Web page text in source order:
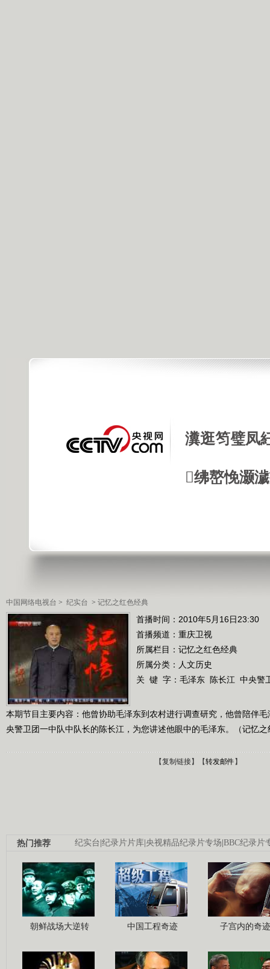
瀵逛笉璧凤
绋嶅悗灏
中国网络电视台 > 纪实台 > 记忆之红色经典
首播时间：2010年5月16日23:30
首播频道： 重庆卫视
所属栏目： 记忆之红色经典
所属分类：人文历史
关 键 字： 毛泽东 陈长江 中央警
本期节目主要内容：他曾协助毛泽东到农村进行调查研究，他曾陪伴
央警卫团一中队中队长的陈长江，为您讲述他眼中的毛泽东。（记忆
【复制链接】【转发邮件 】
纪实台 纪录片片库 央视精品纪录片专场 BBC纪录片
热门推荐
朝鲜战场大逆转 中国工程奇迹 子宫内的奇迹